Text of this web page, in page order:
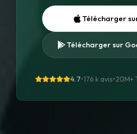
Télécharger
Télécharger sur
4.7•176 k avis•20M+